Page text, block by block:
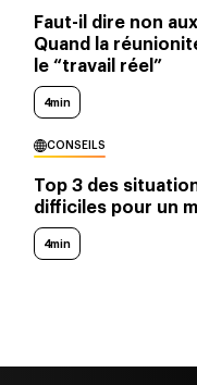
Faut-il dire non
Quand la
le “travail réel”
4min
CONSEILS
Top 3 des
difficiles pour un
4min